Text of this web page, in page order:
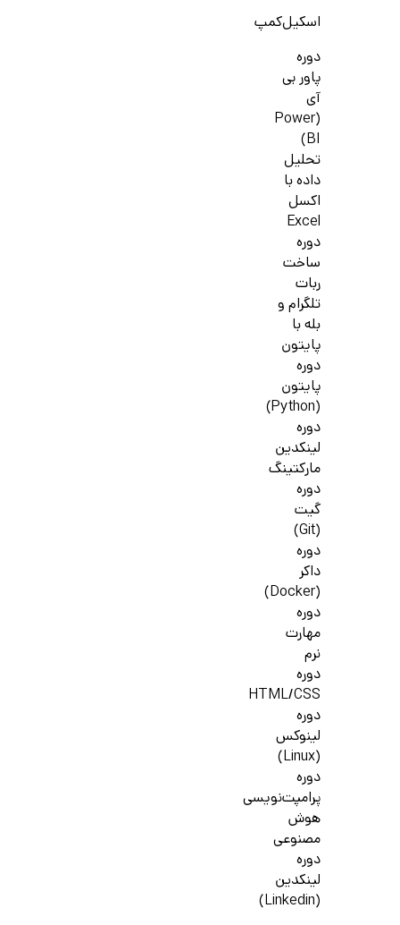
اسکیل‌کمپ
دوره
پاور بی
آی
(Power
BI)
تحلیل
داده با
اکسل
Excel
دوره
ساخت
ربات
تلگرام و
بله با
پایتون
دوره
پایتون
(Python)
دوره
لینکدین
مارکتینگ
دوره
گیت
(Git)
دوره
داکر
(Docker)
دوره
مهارت
نرم
دوره
HTML/CSS
دوره
لینوکس
(Linux)
دوره
پرامپت‌نویسی
هوش
مصنوعی
دوره
لینکدین
(Linkedin)